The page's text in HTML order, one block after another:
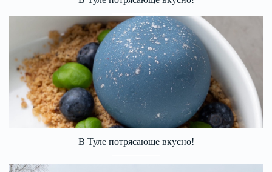
В Туле потрясающе вкусно!